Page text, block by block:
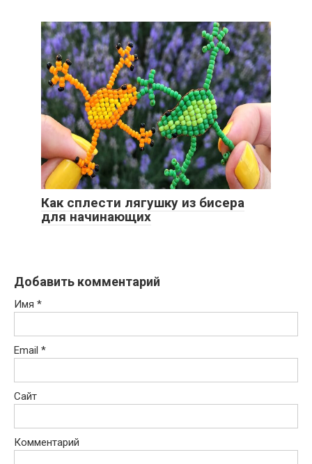
Как сплести лягушку из бисера
для начинающих
Добавить комментарий
Имя *
Email *
Сайт
Комментарий